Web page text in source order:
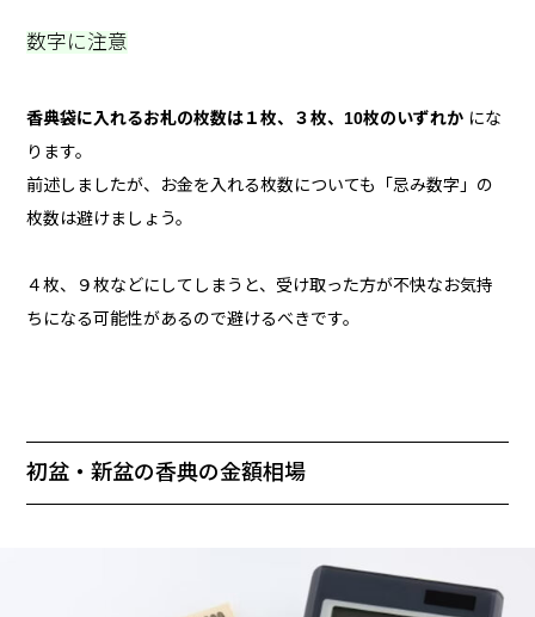
数字に注意
香典袋に入れるお札の枚数は１枚、３枚、10枚のいずれか にな
ります。
前述しましたが、お金を入れる枚数についても「忌み数字」の
枚数は避けましょう。
４枚、９枚などにしてしまうと、受け取った方が不快なお気持
ちになる可能性があるので避けるべきです。
初盆・新盆の香典の金額相場